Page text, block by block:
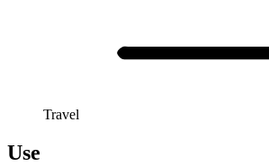
Travel
Use